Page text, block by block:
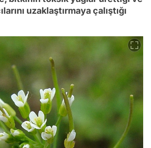
uzaklaştırmaya çalıştığı